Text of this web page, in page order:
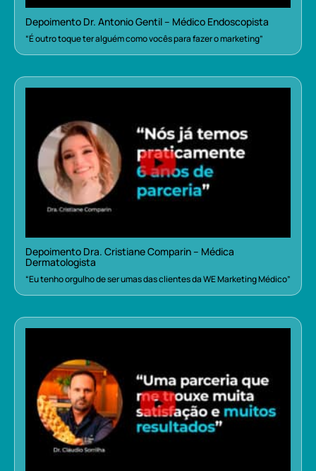
Depoimento Dr. Antonio Gentil – Médico Endoscopista
“É outro toque ter alguém como vocês para fazer o marketing”
Depoimento Dra. Cristiane Comparin – Médica
Dermatologista
“Eu tenho orgulho de ser umas das clientes da WE Marketing Médico”